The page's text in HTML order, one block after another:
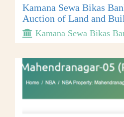
Kamana Sewa Bikas
Auction of Land and
Kamana Sewa Bikas